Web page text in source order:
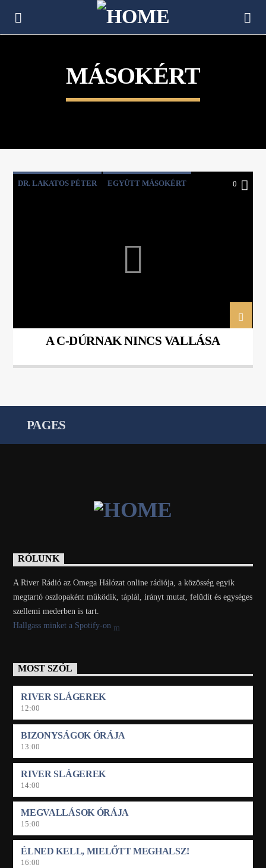
MÁSOKÉRT
DR. LAKATOS PÉTER EGYÜTT MÁSOKÉRT 0
A C-DÚRNAK NINCS VALLÁSA
PAGES
RÓLUNK
A River Rádió az Omega Hálózat online rádiója, a közösség egyik
megtartó oszlopaként működik, táplál, irányt mutat, felüdít és egységes
szellemi mederben is tart.
Hallgass minket a Spotify-on
MOST SZÓL
RIVER SLÁGEREK
12:00
BIZONYSÁGOK ÓRÁJA
13:00
RIVER SLÁGEREK
14:00
MEGVALLÁSOK ÓRÁJA
15:00
ÉLNED KELL, MIELŐTT MEGHALSZ!
16:00